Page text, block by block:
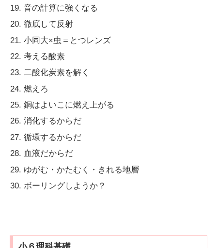
音の計算に強くなる
徹底して反射
小同大×虫＝とつレンズ
考える酸素
二酸化炭素を解く
燃えろ
銅はよいこに燃え上がる
消化するからだ
循環するからだ
血液だからだ
ゆがむ・かたむく・きれる地層
ボーリングしようか？